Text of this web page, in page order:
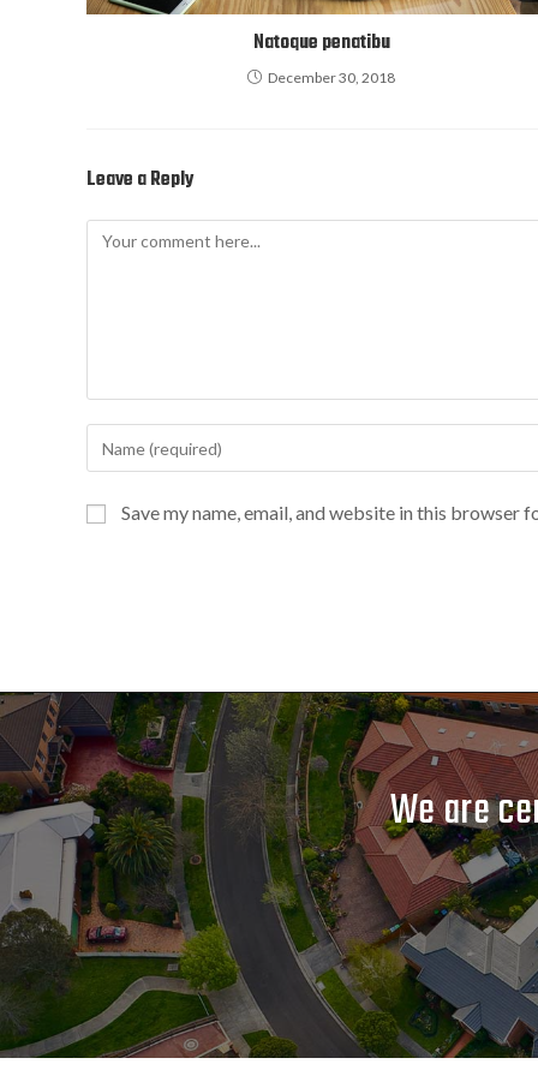
Natoque penatibu
December 30, 2018
Leave a Reply
Save my name, email, and website in this browser
We are